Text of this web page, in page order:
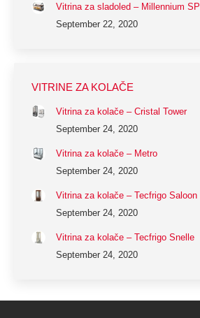
Vitrina za sladoled – Millennium SP
September 22, 2020
VITRINE ZA KOLAČE
Vitrina za kolače – Cristal Tower
September 24, 2020
Vitrina za kolače – Metro
September 24, 2020
Vitrina za kolače – Tecfrigo Saloon
September 24, 2020
Vitrina za kolače – Tecfrigo Snelle
September 24, 2020